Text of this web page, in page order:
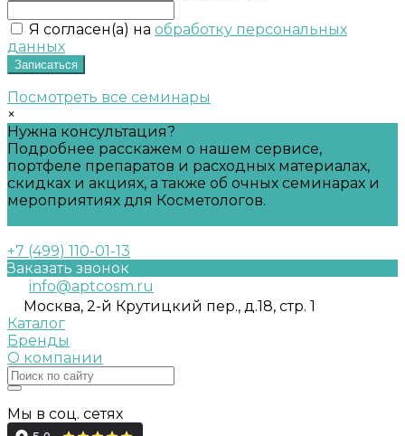
Я согласен(а) на обработку персональных
данных
Записаться
Посмотреть все семинары
×
Нужна консультация?
Подробнее расскажем о нашем сервисе,
портфеле препаратов и расходных материалах,
скидках и акциях, а также об очных семинарах и
мероприятиях для Косметологов.
+7 (499) 110-01-13
Заказать звонок
info@aptcosm.ru
Москва, 2-й Крутицкий пер., д.18, стр. 1
Каталог
Бренды
О компании
Мы в соц. сетях